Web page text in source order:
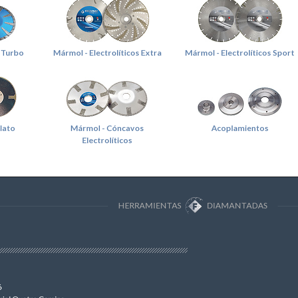
Mármol - Electrolíticos Extra Mármol - Electrolíticos Sport
Mármol - Cóncavos
Electrolíticos
Acoplamientos
HERRAMIENTAS DIAMANTADAS